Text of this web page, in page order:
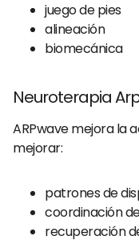
juego de pies
alineación
biomecánica
Neuroterapia
ARPwave mejora la
mejorar:
patrones de
coordinación
recuperación